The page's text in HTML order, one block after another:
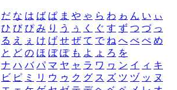
だ な は ば ぱ ま や ゃ ら わ ゎ ん い ぃ
ひ び ぴ み り う ぅ く ぐ す ず つ づ っ
る え ぇ け げ せ ぜ て で ね へ べ ぺ め
と ど の ほ ぼ ぽ も よ ょ ろ を
ナ ハ バ パ マ ヤ ャ ラ ワ ヮ ン イ ィ キ
ビ ピ ミ リ ウ ゥ ク グ ス ズ ツ ヅ ッ ヌ